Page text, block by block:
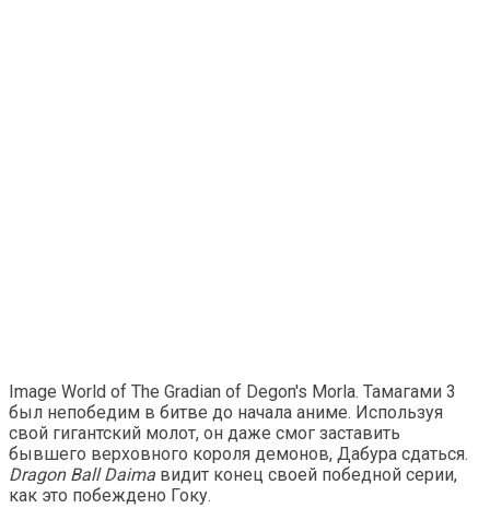
Image World of The Gradian of Degon's Morla. Тамагами 3
был непобедим в битве до начала аниме. Используя
свой гигантский молот, он даже смог заставить
бывшего верховного короля демонов, Дабура сдаться.
Dragon Ball Daima видит конец своей победной серии,
как это побеждено Гоку.